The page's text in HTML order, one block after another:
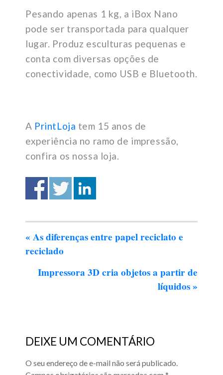
Pesando apenas 1 kg, a iBox Nano
pode ser transportada para qualquer
lugar. Produz esculturas pequenas e
conta com diversas opções de
conectividade, como USB e Bluetooth.
A PrintLoja tem 15 anos de
experiência no ramo de impressão,
confira os nossa loja.
« As diferenças entre papel reciclato e
reciclado
Impressora 3D cria objetos a partir de
líquidos»
DEIXE UM COMENTÁRIO
O seu endereço de e-mail não será publicado.